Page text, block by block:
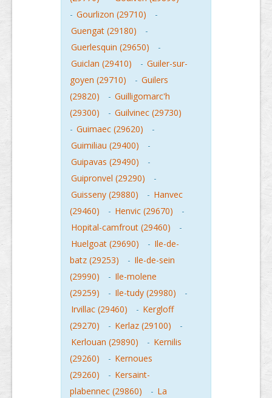
- Gourlizon (29710)
-
Guengat (29180)
-
Guerlesquin (29650)
-
Guiclan (29410)
- Guiler-sur-
goyen (29710)
- Guilers
(29820)
- Guilligomarc'h
(29300)
- Guilvinec (29730)
- Guimaec (29620)
-
Guimiliau (29400)
-
Guipavas (29490)
-
Guipronvel (29290)
-
Guisseny (29880)
- Hanvec
(29460)
- Henvic (29670)
-
Hopital-camfrout (29460)
-
Huelgoat (29690)
- Ile-de-
batz (29253)
- Ile-de-sein
(29990)
- Ile-molene
(29259)
- Ile-tudy (29980)
-
Irvillac (29460)
- Kergloff
(29270)
- Kerlaz (29100)
-
Kerlouan (29890)
- Kernilis
(29260)
- Kernoues
(29260)
- Kersaint-
plabennec (29860)
- La